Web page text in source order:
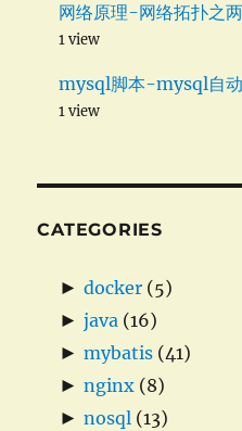
网络原理-网络拓扑之
1 view
mysql脚本-mysql自动
1 view
CATEGORIES
► docker (5)
► java (16)
► mybatis (41)
► nginx (8)
► nosql (13)